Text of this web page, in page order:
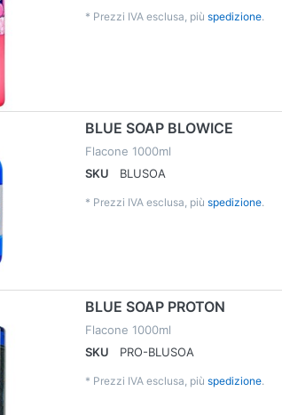
* Prezzi IVA esclusa, più spedizione.
BLUE SOAP BLOWICE
Flacone 1000ml
SKU
BLUSOA
* Prezzi IVA esclusa, più spedizione.
BLUE SOAP PROTON
Flacone 1000ml
SKU
PRO-BLUSOA
* Prezzi IVA esclusa, più spedizione.